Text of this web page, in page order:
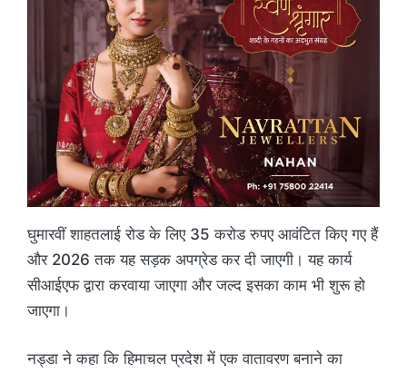
घुमारवीं शाहतलाई रोड के लिए 35 करोड रुपए आवंटित किए गए हैं
और 2026 तक यह सड़क अपग्रेड कर दी जाएगी। यह कार्य
सीआईएफ द्वारा करवाया जाएगा और जल्द इसका काम भी शुरू हो
जाएगा।
नड्डा ने कहा कि हिमाचल प्रदेश में एक वातावरण बनाने का